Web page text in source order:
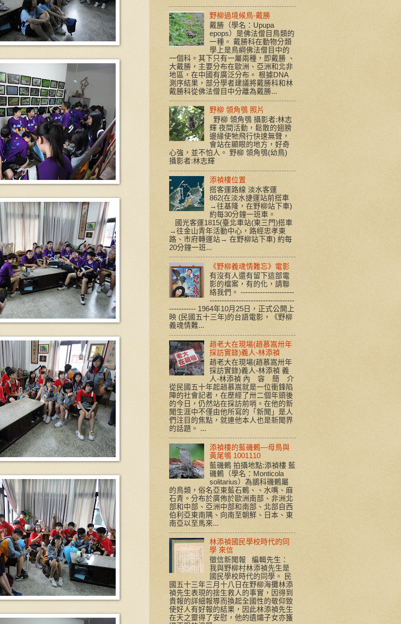
野柳過境候鳥-戴勝
戴勝（學名：Upupa
epops）是佛法僧目鳥類的
一種。 戴勝科在動物分類
學上是鳥綱佛法僧目中的
一個科。其下只有一屬兩種，即戴勝 、
大戴勝，主要分布在歐洲、亞洲和北非
地區，在中國有廣泛分布。 根據DNA
測序結果，部分學者建議將戴勝科和林
戴勝科從佛法僧目中分離為戴勝...
野柳 領角鴞 照片
野柳 領角鴞 攝影者:林志
輝 夜間活動，鬆散的翅膀
邊緣使牠飛行快速無聲，
會站在顯眼的地方，好奇
心強，並不怕人。 野柳 領角鴞(幼鳥)
攝影者:林志輝
添禎樓位置
搭客運路線 淡水客運
862(在淡水捷運站前搭車
→往基隆，在野柳站下車)
約每30分鐘一班車。
國光客運1815(臺北車站(東三門)搭車
→往金山青年活動中心，路經忠孝東
路、市府轉運站→ 在野柳站下車) 約每
20分鐘一班...
《野柳義魂情難忘》電影
有沒有人還有留下這部電
影的檔案，有的化，請聯
絡我們。 ----------------------
-----------------------------------
----------- 1964年10月25日，正式公開上
映 (民國五十三年)的台語電影，《野柳
義魂情難...
趙老大在現場(趙慕嵩卅年
採訪實錄)義人-林添禎
趙老大在現場(趙慕嵩卅年
採訪實錄)義人-林添禎 義
人-林添禎 內 容 簡 介
從民國五十年起趙慕嵩就是一位衝鋒陷
陣的社會記者，在歷經了卅二個年頭後
的今日，仍然站在採訪前哨。在他的新
聞生涯中不僅由他所寫的「新聞」是人
們注目的焦點，就連他本人也是新聞界
的話題。 ...
添禎樓的藍磯鶇—母鳥與
黃尾鴝 1001110
藍磯鶇 拍攝地點:添禎樓 藍
磯鶇（學名：Monticola
solitarius）為鶲科磯鶇屬
的鳥類，俗名亞東藍石鶇、、水嘴、麻
石青。分布於廣佈於歐洲南部、非洲北
部和中部、亞洲中部和南部、北部自西
伯利亞東南隅、向南至朝鮮、日本、東
南亞以至馬來...
林添禎國民學校時代的同
學 來信
徵信新聞報 編輯先生：
我與野柳村林添禎先生是
國民學校時代的同學。 民
國五十三年三月十八日在野柳海攤林添
禎先生表現的捨生救人的事實，因得到
貴報的詳細報導而換起全國性的敬仰致
使好人有好報的結果，因此林添禎先生
在天之靈得了安慰，他的遺孀子女亦獲